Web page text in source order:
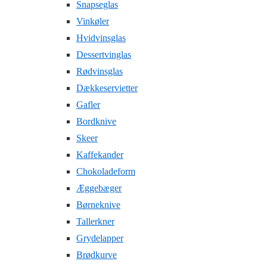
Snapseglas
Vinkøler
Hvidvinsglas
Dessertvinglas
Rødvinsglas
Dækkeservietter
Gafler
Bordknive
Skeer
Kaffekander
Chokoladeform
Æggebæger
Børneknive
Tallerkner
Grydelapper
Brødkurve